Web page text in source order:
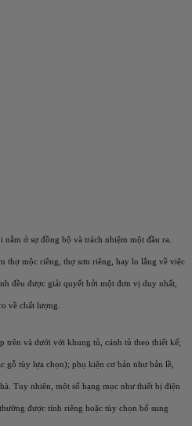
nằm ở sự đồng bộ và trách nhiệm một đầu ra
thợ mộc riêng, thợ sơn riêng, hay lo lắng về việc
đều được giải quyết bởi một đơn vị duy nhất,
về chất lượng.
trên và dưới với khung tủ, cánh tủ theo thiết kế;
gỗ tùy lựa chọn); phụ kiện cơ bản như bản lề,
Tuy nhiên, một số hạng mục như thiết bị điện
được tính riêng hoặc tùy chọn bổ sung